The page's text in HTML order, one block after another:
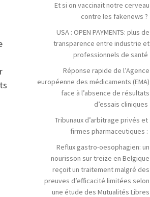
Et si on vaccinait notre cerveau
contre les fakenews ?
USA : OPEN PAYMENTS: plus de
transparence entre industrie et
professionnels de santé
Réponse rapide de l’Agence
européenne des médicaments (EMA)
face à l’absence de résultats
d’essais cliniques
Tribunaux d’arbitrage privés et
firmes pharmaceutiques :
Reflux gastro-oesophagien: un
nourisson sur treize en Belgique
reçoit un traitement malgré des
preuves d’efficacité limitées selon
une étude des Mutualités Libres